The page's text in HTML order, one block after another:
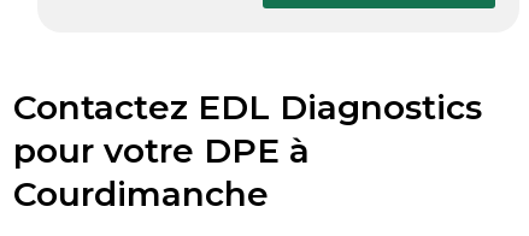
Contactez EDL Diagnostics
pour votre DPE à
Courdimanche